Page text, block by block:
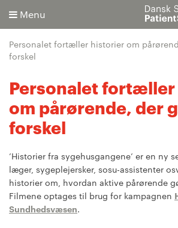
Menu
Søg
Avanceret søgning
Personalet fortæller historier om
forskel
Personalet
om pårørende, der
forskel
’Historier fra sygehusgangene’ er en ny
læger, sygeplejersker, sosu-assistenter
historier om, hvordan aktive pårørende
Filmene optages til brug for kampagnen
Sundhedsvæsen.